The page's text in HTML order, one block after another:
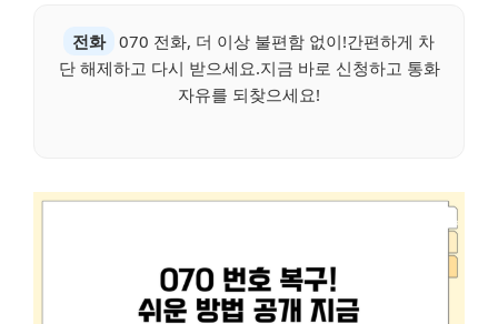
전화 070 전화, 더 이상 불편함 없이!간편하게 차
단 해제하고 다시 받으세요.지금 바로 신청하고 통화
자유를 되찾으세요!